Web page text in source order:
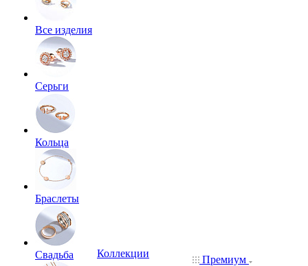
Все изделия
Серьги
Кольца
Браслеты
Свадьба
Коллекции
Премиум